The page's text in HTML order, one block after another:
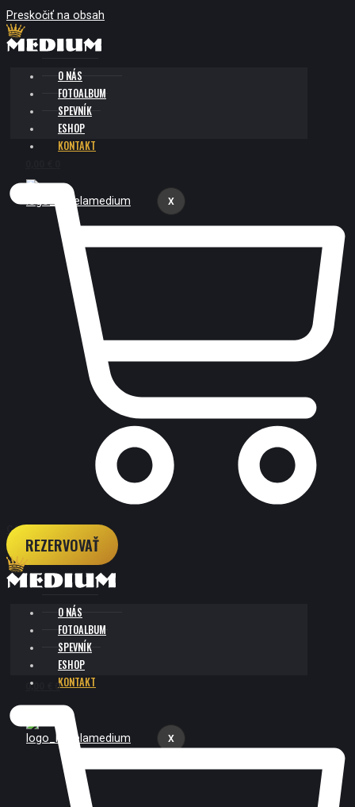
Preskočiť na obsah
O NÁS
FOTOALBUM
SPEVNÍK
ESHOP
KONTAKT
X
CART
REZERVOVAŤ
O NÁS
FOTOALBUM
SPEVNÍK
ESHOP
KONTAKT
X
0,00 0